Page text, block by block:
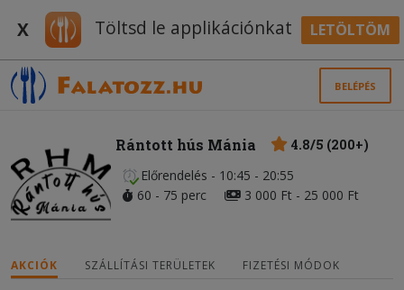
X Töltsd le applikációnkat LETÖLTÖM
BELÉPÉS
Rántott hús Mánia
4.8/5 (200+)
Előrendelés - 10:45 - 20:55
60 - 75 perc
3 000 Ft - 25 000 Ft
AKCIÓK SZÁLLÍTÁSI TERÜLETEK FIZETÉSI MÓDOK